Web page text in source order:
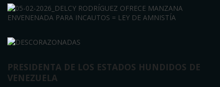
PRESIDENTA DE LOS ESTADOS HUNDIDOS DE
VENEZUELA